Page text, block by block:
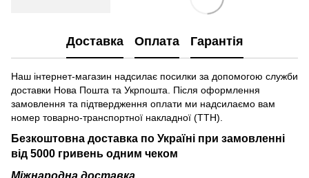
Доставка Оплата Гарантія
Наш інтернет-магазин надсилає посилки за допомогою служби
доставки Нова Пошта та Укрпошта. Після оформлення
замовлення та підтвердження оплати ми надсилаємо вам
номер товарно-транспортної накладної (ТТН).
Безкоштовна доставка по Україні при замовленні
від 5000 гривень одним чеком
Міжнародна доставка